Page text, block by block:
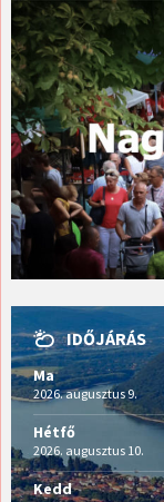
IDŐJÁRÁS
Ma
2026. augusztus 9.
Hétfő
2026. augusztus 10.
Kedd